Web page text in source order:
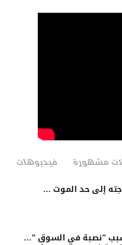
مشهورة فيديوهات
إلى حد الموت …
“نصبة في السوق “…